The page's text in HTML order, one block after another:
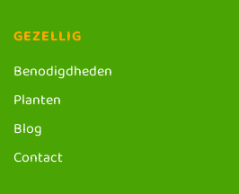
GEZELLIG
Benodigdheden
Planten
Blog
Contact